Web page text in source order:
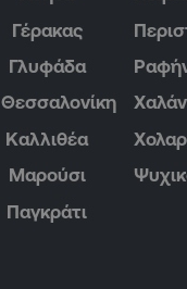
Γέρακας
Γλυφάδα
Θεσσαλονίκη
Καλλιθέα
Μαρούσι
Παγκράτι